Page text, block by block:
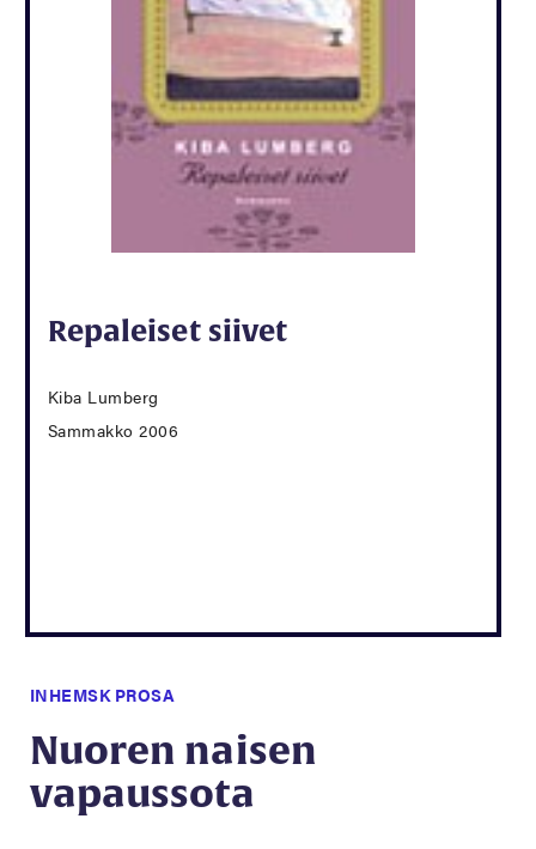
Repaleiset siivet
Kiba Lumberg
Sammakko 2006
INHEMSK PROSA
Nuoren naisen
vapaussota